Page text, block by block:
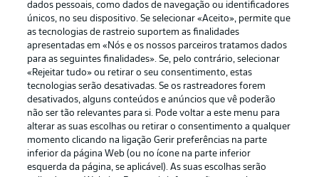
Publicidade Avisos legais
Gerir preferências Aviso de privacidade
Emissoras
Trabalhe conosco Marca
Contato Jogadores
dados pessoais, como dados de navegação ou identificadores
únicos, no seu dispositivo. Se selecionar «Aceito», permite que
as tecnologias de rastreio suportem as finalidades
apresentadas em «Nós e os nossos parceiros tratamos dados
para as seguintes finalidades». Se, pelo contrário, selecionar
«Rejeitar tudo» ou retirar o seu consentimento, estas
tecnologias serão desativadas. Se os rastreadores forem
desativados, alguns conteúdos e anúncios que vê poderão
não ser tão relevantes para si. Pode voltar a este menu para
alterar as suas escolhas ou retirar o consentimento a qualquer
momento clicando na ligação Gerir preferências na parte
inferior da página Web (ou no ícone na parte inferior
esquerda da página, se aplicável). As suas escolhas serão